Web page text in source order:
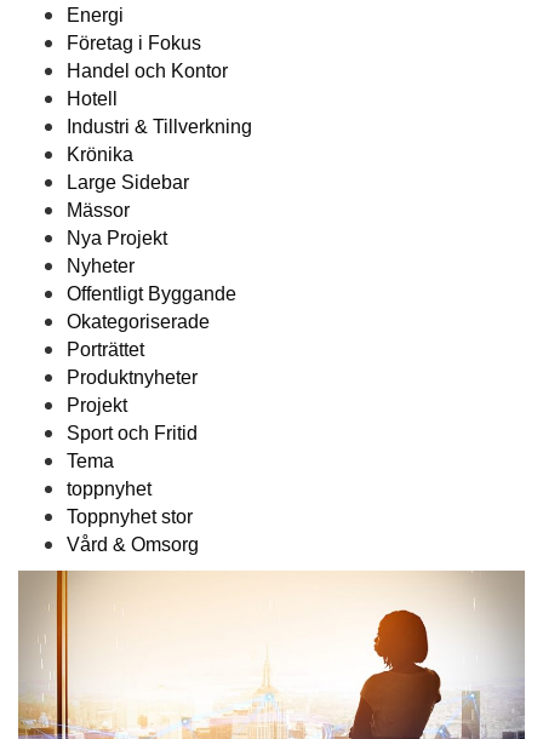
Energi
Företag i Fokus
Handel och Kontor
Hotell
Industri & Tillverkning
Krönika
Large Sidebar
Mässor
Nya Projekt
Nyheter
Offentligt Byggande
Okategoriserade
Porträttet
Produktnyheter
Projekt
Sport och Fritid
Tema
toppnyhet
Toppnyhet stor
Vård & Omsorg